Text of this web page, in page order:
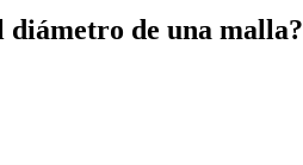
diámetro de una malla?